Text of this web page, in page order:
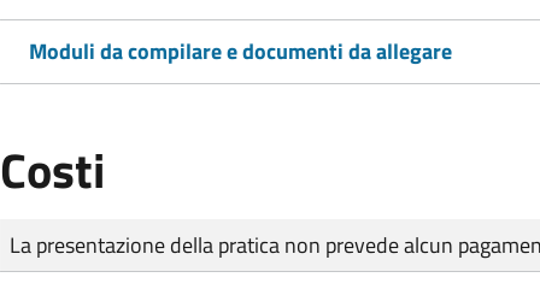
Moduli da compilare e documenti da allegare
Costi
Tipo di pagamento
Importo
La presentazione della pratica non prevede alcun